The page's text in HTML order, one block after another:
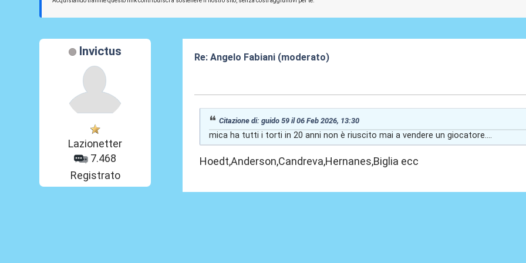
Invictus
Lazionetter
7.468
Registrato
Re: Angelo Fabiani (moderato)
Citazione di: guido 59 il 06 Feb 2026, 13:30
mica ha tutti i torti in 20 anni non è riuscito mai a vendere un giocatore....
Hoedt,Anderson,Candreva,Hernanes,Biglia ecc